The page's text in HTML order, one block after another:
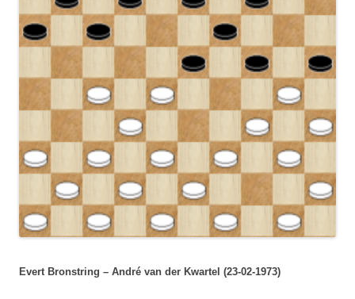
Evert Bronstring – André van der Kwartel (23-02-1973)